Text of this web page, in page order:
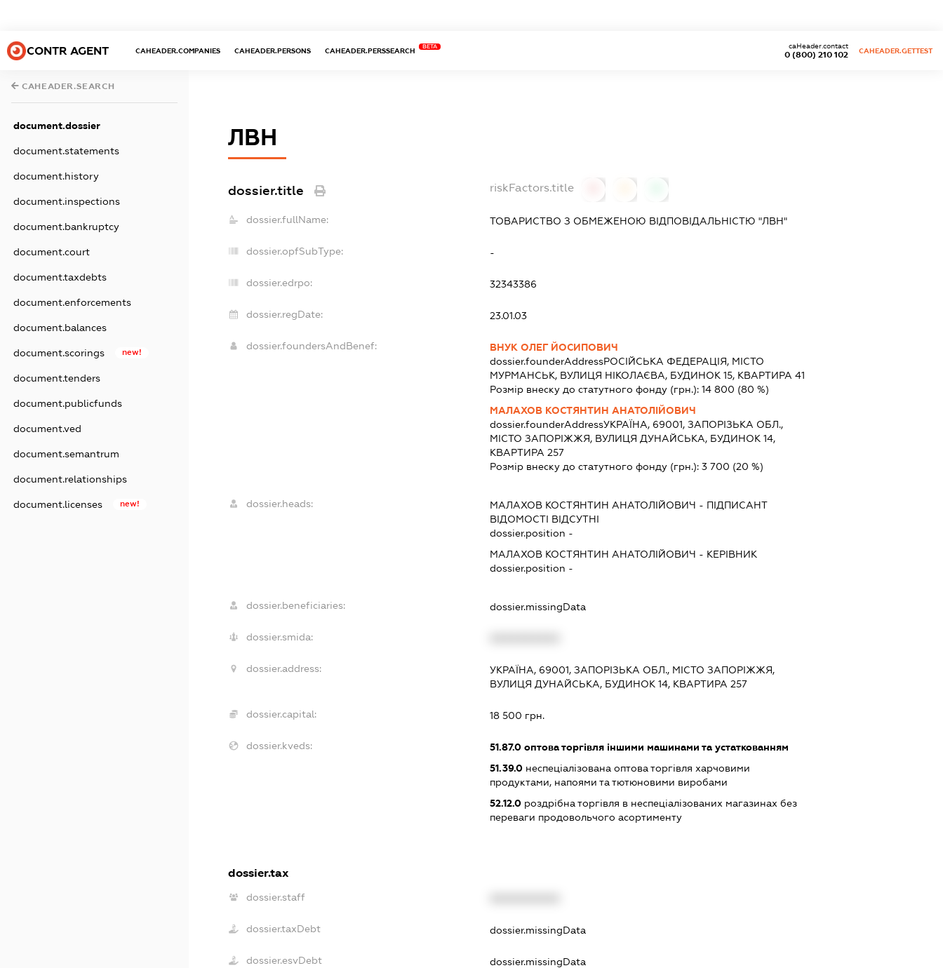
CONTR AGENT CAHEADER.COMPANIES CAHEADER.PERSONS CAHEADER.PERSSEARCH
BETA
0 (800) 210 102
caHeader.contact
CAHEADER.GETTEST
CAHEADER.SEARCH
document.dossier
document.statements
document.history
document.inspections
document.bankruptcy
document.court
document.taxdebts
document.enforcements
document.balances
document.scorings new!
document.tenders
document.publicfunds
document.ved
document.semantrum
document.relationships
document.licenses new!
ЛВН
dossier.title riskFactors.title
dossier.fullName: ТОВАРИСТВО З ОБМЕЖЕНОЮ ВІДПОВІДАЛЬНІСТЮ "ЛВН"
dossier.opfSubType: -
dossier.edrpo: 32343386
dossier.regDate: 23.01.03
dossier.foundersAndBenef:
ВНУК ОЛЕГ ЙОСИПОВИЧ
dossier.founderAddressРОСІЙСЬКА ФЕДЕРАЦІЯ, МІСТО
МУРМАНСЬК, ВУЛИЦЯ НІКОЛАЄВА, БУДИНОК 15, КВАРТИРА 41
Розмір внеску до статутного фонду (грн.): 14 800 (80 %)
МАЛАХОВ КОСТЯНТИН АНАТОЛІЙОВИЧ
dossier.founderAddressУКРАЇНА, 69001, ЗАПОРІЗЬКА ОБЛ.,
МІСТО ЗАПОРІЖЖЯ, ВУЛИЦЯ ДУНАЙСЬКА, БУДИНОК 14,
КВАРТИРА 257
Розмір внеску до статутного фонду (грн.): 3 700 (20 %)
dossier.heads: МАЛАХОВ КОСТЯНТИН АНАТОЛІЙОВИЧ - ПІДПИСАНТ
ВІДОМОСТІ ВІДСУТНІ
dossier.position -
МАЛАХОВ КОСТЯНТИН АНАТОЛІЙОВИЧ - КЕРІВНИК
dossier.position -
dossier.beneficiaries: dossier.missingData
dossier.smida:
dossier.address:
УКРАЇНА, 69001, ЗАПОРІЗЬКА ОБЛ., МІСТО ЗАПОРІЖЖЯ,
ВУЛИЦЯ ДУНАЙСЬКА, БУДИНОК 14, КВАРТИРА 257
dossier.capital: 18 500 грн.
dossier.kveds: 51.87.0оптова торгівля іншими машинами та устаткованням
51.39.0неспеціалізована оптова торгівля харчовими
продуктами, напоями та тютюновими виробами
52.12.0роздрібна торгівля в неспеціалізованих магазинах без
переваги продовольчого асортименту
dossier.tax
dossier.staff
dossier.taxDebt dossier.missingData
dossier.esvDebt dossier.missingData